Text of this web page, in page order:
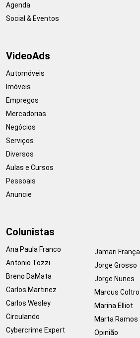
Agenda
Social & Eventos
VideoAds
Automóveis
Imóveis
Empregos
Mercadorias
Negócios
Serviços
Diversos
Aulas e Cursos
Pessoais
Anuncie
Colunistas
Ana Paula Franco
Antonio Tozzi
Breno DaMata
Carlos Martinez
Carlos Wesley
Circulando
Cybercrime Expert
Jamari França
Jorge Grosso
Jorge Nunes
Marcus Coltro
Marina Elliot
Marta Ramos
Opinião